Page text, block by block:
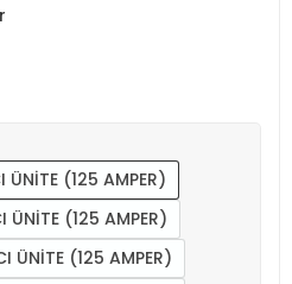
ÜNİTE (125 AMPER)
ÜNİTE (125 AMPER)
ÜNİTE (125 AMPER)